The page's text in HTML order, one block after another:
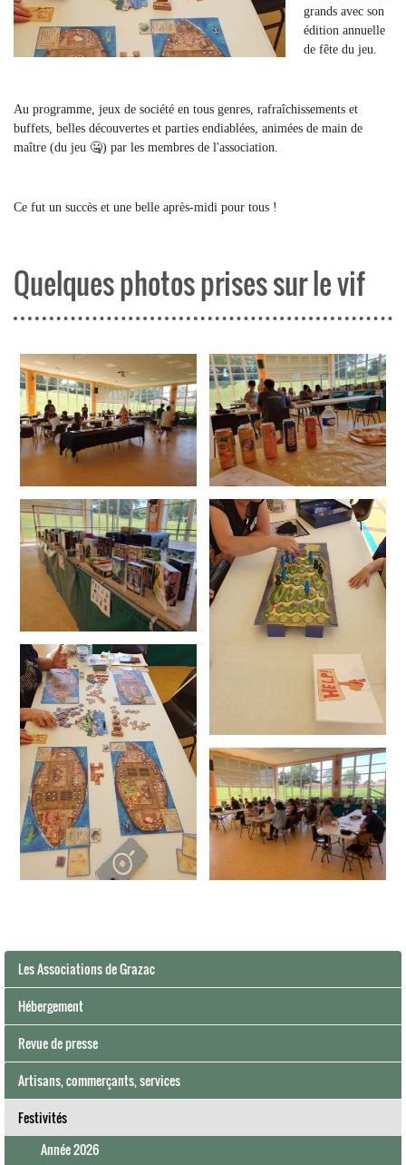
grands avec son
édition annuelle
de fête du jeu.
Au programme, jeux de société en tous genres, rafraîchissements et
buffets, belles découvertes et parties endiablées, animées de main de
maître (du jeu 🤐) par les membres de l'association.
Ce fut un succès et une belle après-midi pour tous !
Quelques photos prises sur le vif
Les Associations de Grazac
Hébergement
Revue de presse
Artisans, commerçants, services
Festivités
Année 2026